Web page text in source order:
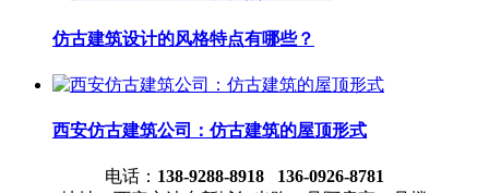
仿古建筑设计的风格特点有哪些？
西安仿古建筑公司：仿古建筑的屋顶形式
电话： 138-9288-8918 136-0926-8781